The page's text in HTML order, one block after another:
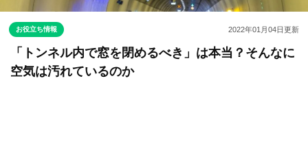
お役立ち情報 2022年01月04日更新
「トンネル内で窓を閉めるべき」は本当？そんなに
空気は汚れているのか